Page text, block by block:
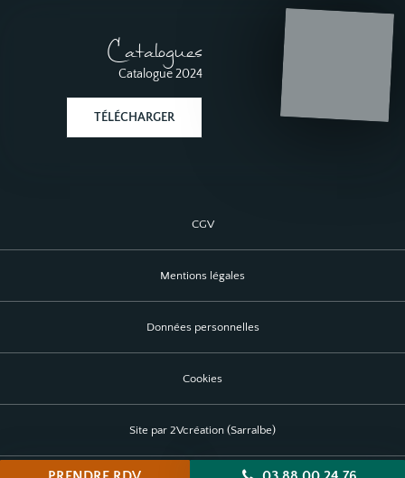
Catalogues
Catalogue 2024
TÉLÉCHARGER
CGV
Mentions légales
Données personnelles
Cookies
Site par 2Vcréation (Sarralbe)